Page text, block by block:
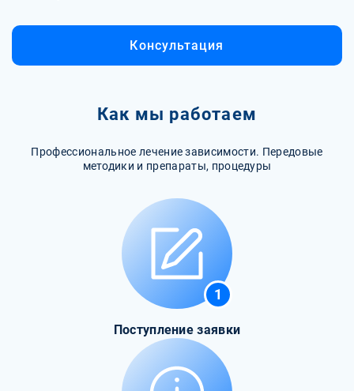
Консультация
Как мы работаем
Профессиональное лечение зависимости. Передовые
методики и препараты, процедуры
1
Поступление заявки